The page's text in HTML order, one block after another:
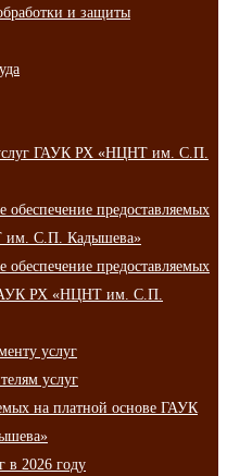
и защиты
ГАУК РХ «НЦНТ им. С.П.
обеспечение предоставляемых
им. С.П. Кадышева»
обеспечение предоставляемых
РХ «НЦНТ им. С.П.
услуг
услуг
на платной основе ГАУК
в 2026 году